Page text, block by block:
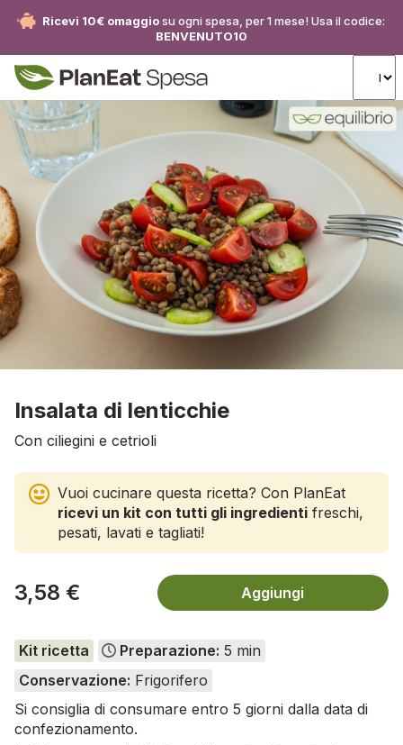
Ricevi 10€ omaggiosu ogni spesa, per 1 mese! Usa il codice:
BENVENUTO10
Insalata di lenticchie
Con ciliegini e cetrioli
Vuoi cucinare questa ricetta? Con PlanEat
ricevi un kit con tutti gli ingredienti freschi,
pesati, lavati e tagliati!
3,58 € Aggiungi
Kit ricetta Preparazione: 5 min
Conservazione: Frigorifero
Si consiglia di consumare entro 5 giorni dalla data di
confezionamento.